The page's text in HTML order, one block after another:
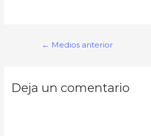
← Medios anterior
Deja un comentario